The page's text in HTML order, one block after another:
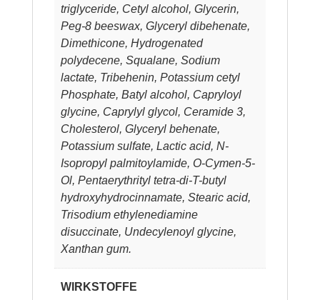
triglyceride, Cetyl alcohol, Glycerin,
Peg-8 beeswax, Glyceryl dibehenate,
Dimethicone, Hydrogenated
polydecene, Squalane, Sodium
lactate, Tribehenin, Potassium cetyl
Phosphate, Batyl alcohol, Capryloyl
glycine, Caprylyl glycol, Ceramide 3,
Cholesterol, Glyceryl behenate,
Potassium sulfate, Lactic acid, N-
Isopropyl palmitoylamide, O-Cymen-5-
Ol, Pentaerythrityl tetra-di-T-butyl
hydroxyhydrocinnamate, Stearic acid,
Trisodium ethylenediamine
disuccinate, Undecylenoyl glycine,
Xanthan gum.
WIRKSTOFFE